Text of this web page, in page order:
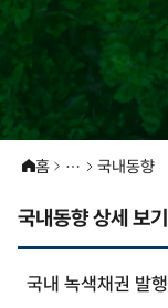
홈 국내동향
국내동향 상세 보기
국내 녹색채권 발